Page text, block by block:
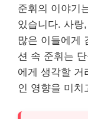
준휘의 이야기
있습니다. 사랑
많은 이들에게
션 속 준휘는
에게 생각할 거
인 영향을 미치